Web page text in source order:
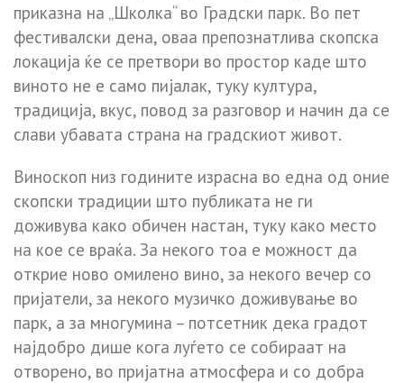
приказна на „Школка“ во Градски парк. Во пет
фестивалски дена, оваа препознатлива скопска
локација ќе се претвори во простор каде што
виното не е само пијалак, туку култура,
традиција, вкус, повод за разговор и начин да се
слави убавата страна на градскиот живот.
Виноскоп низ годините израсна во една од оние
скопски традиции што публиката не ги
доживува како обичен настан, туку како место
на кое се враќа. За некого тоа е можност да
открие ново омилено вино, за некого вечер со
пријатели, за некого музичко доживување во
парк, а за многумина – потсетник дека градот
најдобро дише кога луѓето се собираат на
отворено, во пријатна атмосфера и со добра